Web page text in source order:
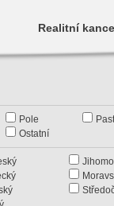
Realitní
Pole
Ostatní